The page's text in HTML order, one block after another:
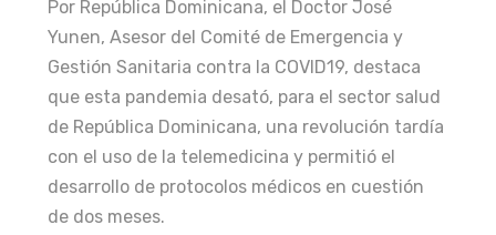
Por República Dominicana, el Doctor José
Yunen, Asesor del Comité de Emergencia y
Gestión Sanitaria contra la COVID19, destaca
que esta pandemia desató, para el sector salud
de República Dominicana, una revolución tardía
con el uso de la telemedicina y permitió el
desarrollo de protocolos médicos en cuestión
de dos meses.